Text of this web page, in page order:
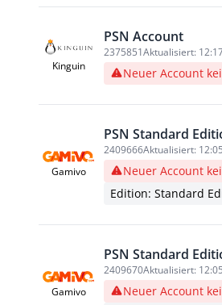
Kinguin
PSN Account
2375851Aktualisiert:
Neuer Account
Gamivo
PSN Standard
2409666Aktualisiert:
Neuer Account
Edition: Standard
Gamivo
PSN Standard
2409670Aktualisiert:
Neuer Account